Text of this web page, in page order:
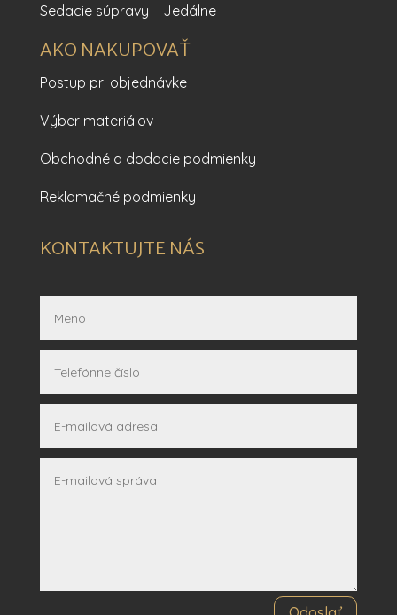
Sedacie súpravy – Jedálne
AKO NAKUPOVAŤ
Postup pri objednávke
Výber materiálov
Obchodné a dodacie podmienky
Reklamačné podmienky
KONTAKTUJTE NÁS